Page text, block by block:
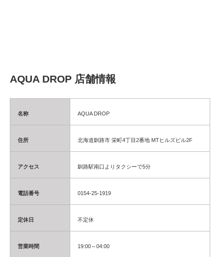
AQUA DROP 店舗情報
名称 AQUA DROP
住所 北海道釧路市 栄町4丁目2番地 MTヒルズビル2F
アクセス 釧路駅南口よりタクシーで5分
電話番号 0154-25-1919
定休日 不定休
営業時間 19:00～04:00